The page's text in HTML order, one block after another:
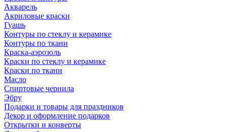
Акварель
Акриловые краски
Гуашь
Контуры по стеклу и керамике
Контуры по ткани
Краска-аэрозоль
Краски по стеклу и керамике
Краски по ткани
Масло
Спиртовые чернила
Эбру
Подарки и товары для праздников
Декор и оформление подарков
Открытки и конверты